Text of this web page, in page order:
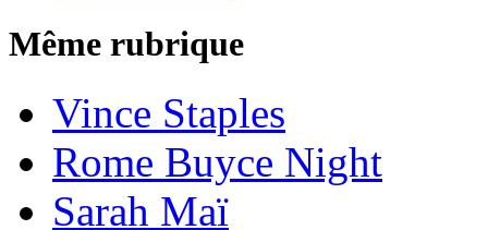
Même rubrique
Vince Staples
Rome Buyce Night
Sarah Maï